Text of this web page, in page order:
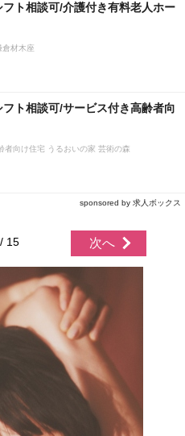
フト相談可/介護付き有料老人ホー
材木座
フト相談可/サービス付き高齢者向
者向け住宅 うるおいの家 芸術の森
sponsored by 求人ボックス
15 次へ